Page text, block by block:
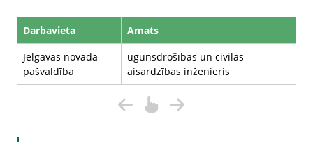
Darbavieta
Amats
Jelgavas novada
pašvaldība
ugunsdrošības un civilās
aisardzības inženieris